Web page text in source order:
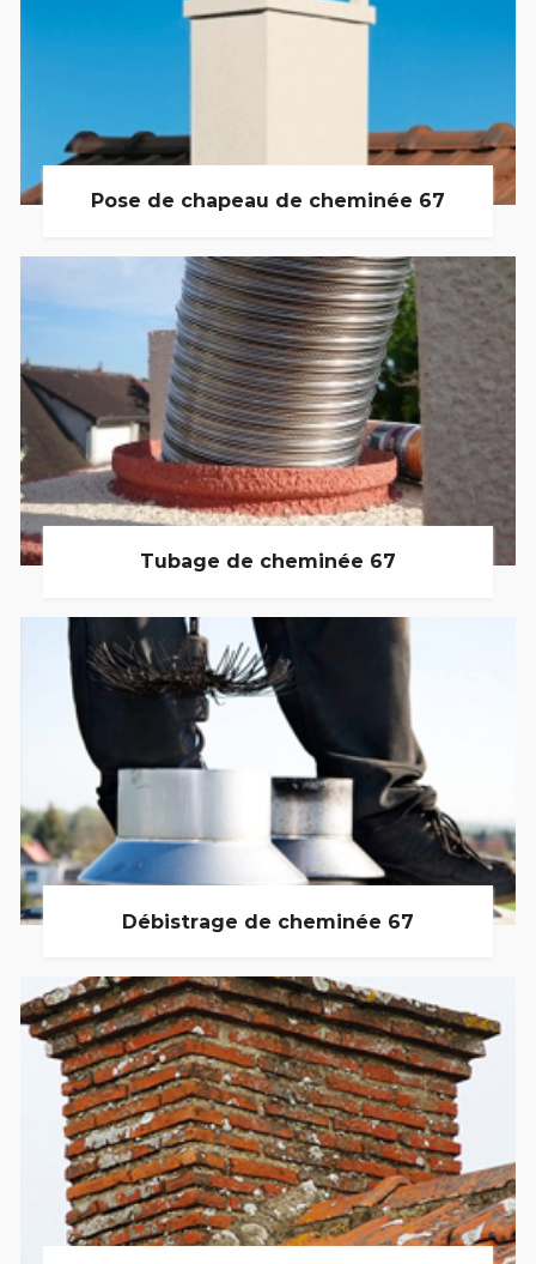
Pose de chapeau de cheminée 67
Tubage de cheminée 67
Débistrage de cheminée 67